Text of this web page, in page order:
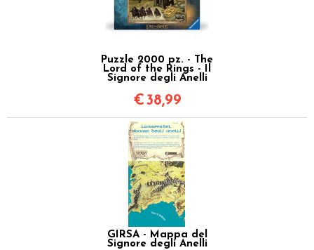
Puzzle 2000 pz. - The
Lord of the Rings - Il
Signore degli Anelli
€38,99
GIRSA - Mappa del
Signore degli Anelli